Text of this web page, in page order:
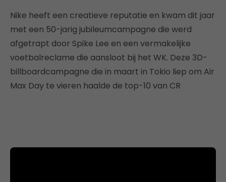
Nike heeft een creatieve reputatie en kwam dit jaar
met een 50-jarig jubileumcampagne die werd
afgetrapt door Spike Lee en een vermakelijke
voetbalreclame die aansloot bij het WK. Deze 3D-
billboardcampagne die in maart in Tokio liep om Air
Max Day te vieren haalde de top-10 van CR